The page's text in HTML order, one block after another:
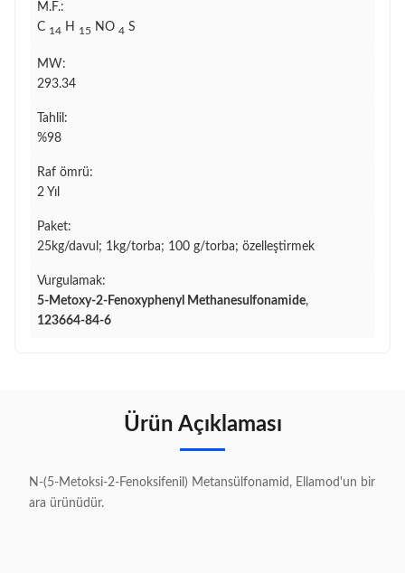
M.F.:
C 14 H 15 NO 4 S
MW:
293.34
Tahlil:
%98
Raf ömrü:
2 Yıl
Paket:
25kg/davul; 1kg/torba; 100 g/torba; özelleştirmek
Vurgulamak:
5-Metoxy-2-Fenoxyphenyl Methanesulfonamide,
123664-84-6
Ürün Açıklaması
N-(5-Metoksi-2-Fenoksifenil) Metansülfonamid, Ellamod'un bir
ara ürünüdür.